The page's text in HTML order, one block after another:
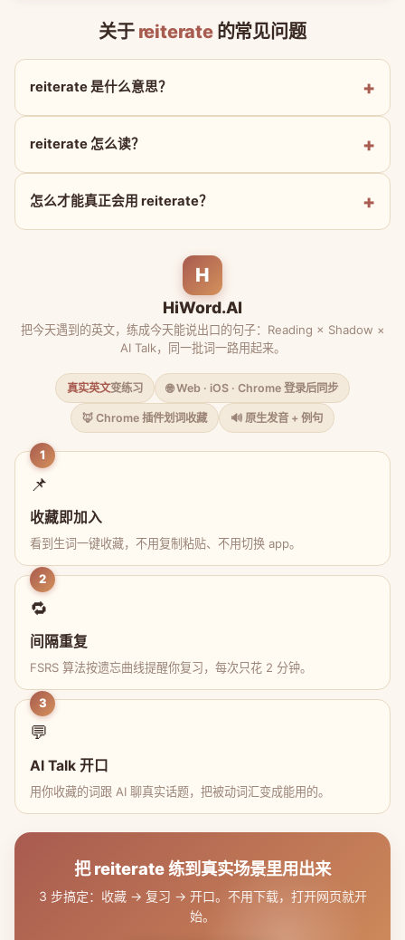
关于 reiterate的常见问题
reiterate 是什么意思？
reiterate 怎么读？
怎么才能真正会用 reiterate？
H
HiWord.AI
把今天遇到的英文，练成今天能说出口的句子：Reading × Shadow ×
AI Talk，同一批词一路用起来。
真实英文变练习 🌐 Web · iOS · Chrome 登录后同步
🦊 Chrome 插件划词收藏 🔊 原生发音 + 例句
1
📌
收藏即加入
看到生词一键收藏，不用复制粘贴、不用切换 app。
2
🔁
间隔重复
FSRS 算法按遗忘曲线提醒你复习，每次只花 2 分钟。
3
💬
AI Talk 开口
用你收藏的词跟 AI 聊真实话题，把被动词汇变成能用的。
把 reiterate 练到真实场景里用出来
3 步搞定：收藏 → 复习 → 开口。不用下载，打开网页就开
始。